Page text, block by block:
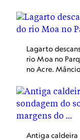
Lagarto
rio Moa no
no Acre.
Antiga caldeira